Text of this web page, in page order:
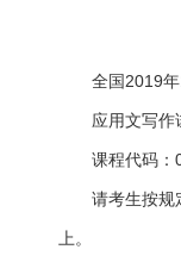
全国2019年
应用文写作
课程代码：
请考生按规定
上。